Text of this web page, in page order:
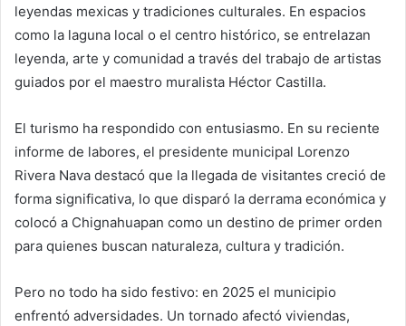
leyendas mexicas y tradiciones culturales. En espacios
como la laguna local o el centro histórico, se entrelazan
leyenda, arte y comunidad a través del trabajo de artistas
guiados por el maestro muralista Héctor Castilla.
El turismo ha respondido con entusiasmo. En su reciente
informe de labores, el presidente municipal Lorenzo
Rivera Nava destacó que la llegada de visitantes creció de
forma significativa, lo que disparó la derrama económica y
colocó a Chignahuapan como un destino de primer orden
para quienes buscan naturaleza, cultura y tradición.
Pero no todo ha sido festivo: en 2025 el municipio
enfrentó adversidades. Un tornado afectó viviendas,